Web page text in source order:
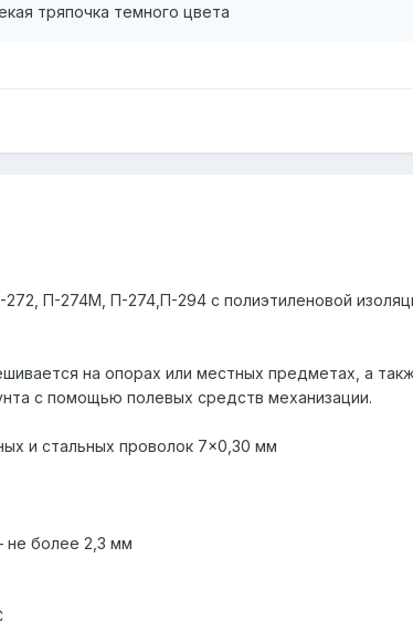
тряпочка темного цвета
П-274М, П-274,П-294 с полиэтиленовой
на опорах или местных предметах, а
с помощью полевых средств механизации.
и стальных проволок 7×0,30 мм
не более 2,3 мм